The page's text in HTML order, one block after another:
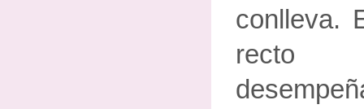
conlleva.
recto